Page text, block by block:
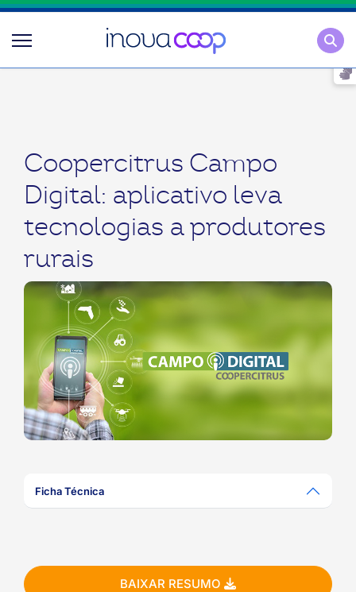
Coopercitrus Campo
Digital: aplicativo leva
tecnologias a produtores
rurais
Ficha Técnica
BAIXAR RESUMO